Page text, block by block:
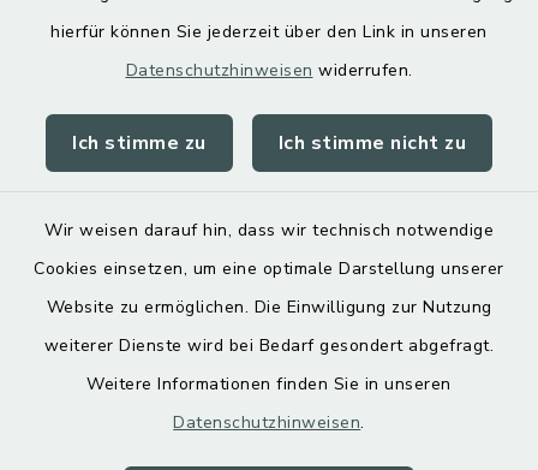
hierfür können Sie jederzeit über den Link in unseren
Datenschutzhinweisen widerrufen.
Ich stimme zu Ich stimme nicht zu
Wir weisen darauf hin, dass wir technisch notwendige
Cookies einsetzen, um eine optimale Darstellung unserer
Website zu ermöglichen. Die Einwilligung zur Nutzung
weiterer Dienste wird bei Bedarf gesondert abgefragt.
Weitere Informationen finden Sie in unseren
Datenschutzhinweisen.
Kontakt
Datenschutz
Impressum
Sitemap
Cookie-Einstellungen